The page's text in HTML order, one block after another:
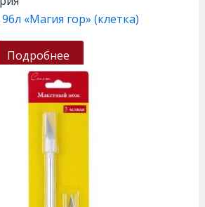
«Магия гор» (клетка)
Подробнее